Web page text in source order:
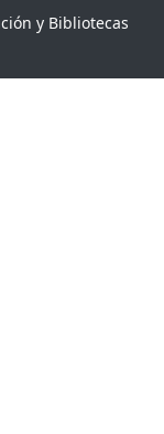
y Bibliotecas